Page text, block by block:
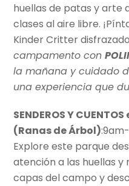
huellas de patas y arte
clases al aire libre.
Kinder Critter
campamento con
la mañana y cuidado
una experiencia que
SENDEROS Y
(Ranas deÁrbol)
Explore este parque
atención a las huellas y
capas del campo y